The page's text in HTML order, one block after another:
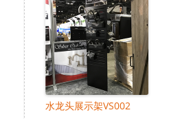
水龙头展示架VS002